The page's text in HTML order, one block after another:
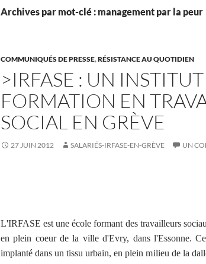
Archives par mot-clé : management par la peur
COMMUNIQUÉS DE PRESSE,RÉSISTANCE AU QUOTIDIEN
>IRFASE : UN
FORMATION EN
SOCIAL EN GRÈVE
27 JUIN 2012 SALARIÉS-IRFASE-EN-GRÈVE UN
L'IRFASE est une école formant des travailleurs
en plein coeur de la ville d'Evry, dans l'Essonne.
implanté dans un tissu urbain, en plein milieu de la